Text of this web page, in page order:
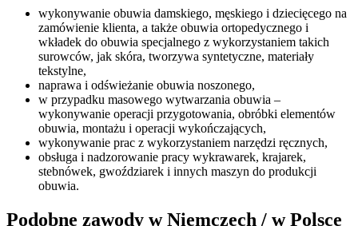
wykonywanie obuwia damskiego, męskiego i dziecięcego na
zamówienie klienta, a także obuwia ortopedycznego i
wkładek do obuwia specjalnego z wykorzystaniem takich
surowców, jak skóra, tworzywa syntetyczne, materiały
tekstylne,
naprawa i odświeżanie obuwia noszonego,
w przypadku masowego wytwarzania obuwia –
wykonywanie operacji przygotowania, obróbki elementów
obuwia, montażu i operacji wykończających,
wykonywanie prac z wykorzystaniem narzędzi ręcznych,
obsługa i nadzorowanie pracy wykrawarek, krajarek,
stebnówek, gwoździarek i innych maszyn do produkcji
obuwia.
Podobne zawody w Niemczech / w Polsce